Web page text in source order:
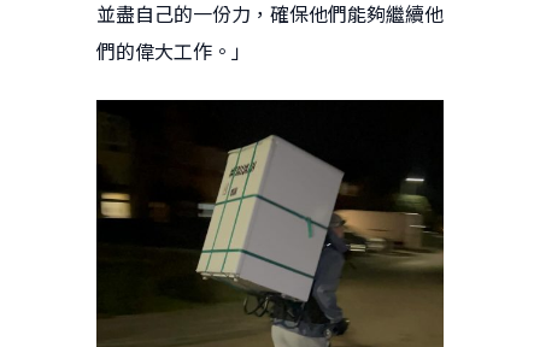
並盡自己的一份力，確保他們能夠繼續他
們的偉大工作。」